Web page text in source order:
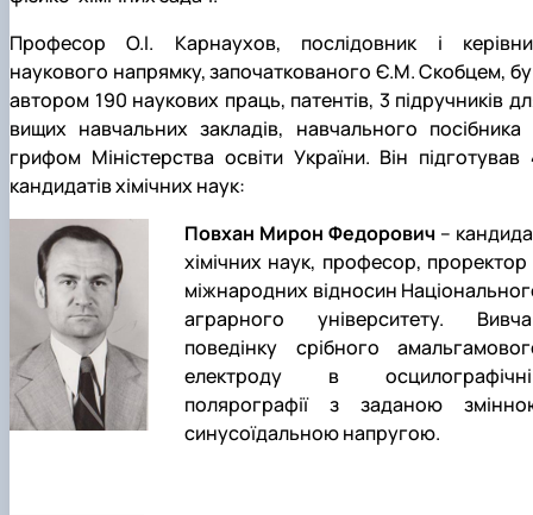
Професор О.І. Карнаухов, послідовник і
наукового напрямку, започаткованого Є.М. Скобцем,
автором 190 наукових праць, патентів, 3 підручників
вищих навчальних закладів, навчального посібника
грифом Міністерства освіти України. Він підготував
кандидатів хімічних наук:
Повхан Мирон Федорович –
хімічних наук, професор, проректор
міжнародних відносин
аграрного університету.
поведінку срібного
електроду в
полярографії з заданою
синусоїдальною напругою.